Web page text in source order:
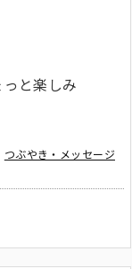
と楽しみ
つぶやき・メッセージ